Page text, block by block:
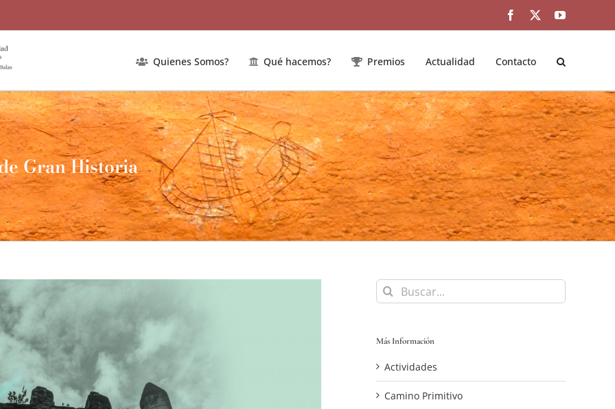
Facebook
TwitterYouTube
Quienes Somos? Qué hacemos? Premios Actualidad Contacto
Gran Historia
Buscar:
Más Información
Actividades
Camino Primitivo